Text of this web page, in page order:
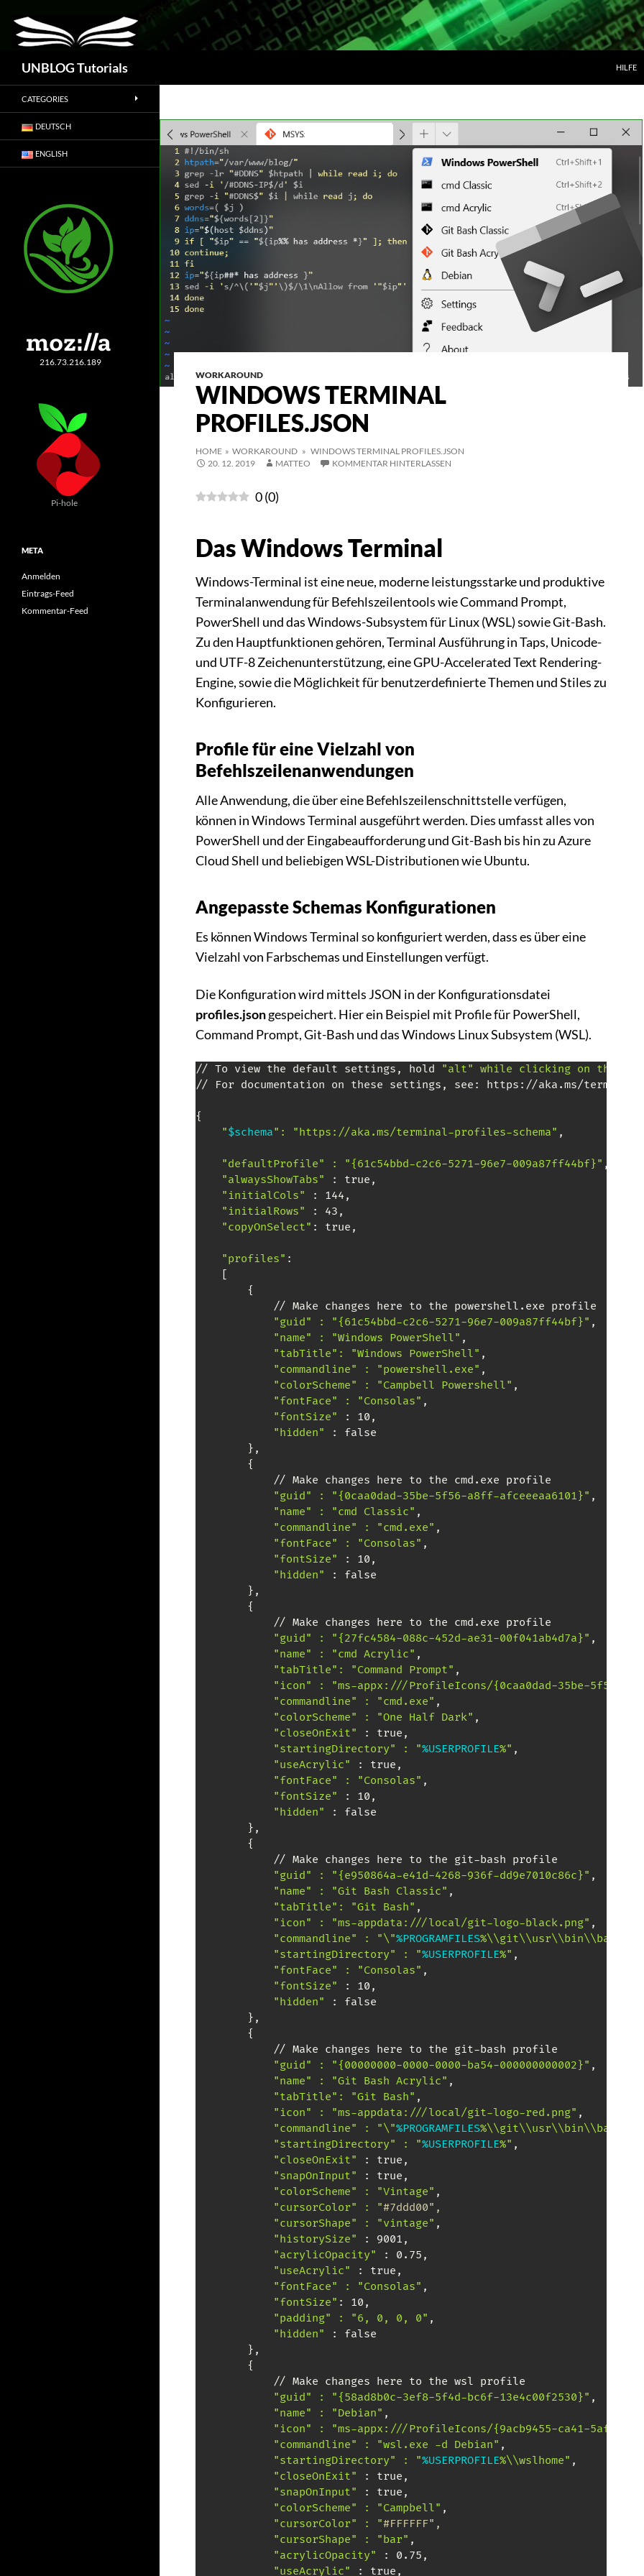
UNBLOG Tutorials
Suchen
HILFE
WORKAROUND
WINDOWS TERMINAL
PROFILES.JSON
HOME » WORKAROUND » WINDOWS TERMINAL PROFILES.JSON
20. 12. 2019
MATTEO KOMMENTAR HINTERLASSEN
0(0)
Das Windows Terminal
Windows-Terminal ist eine neue, moderne leistungsstarke und produktive
Terminalanwendung für Befehlszeilentools wie Command Prompt,
PowerShell und das Windows-Subsystem für Linux (WSL) sowie Git-Bash.
Zu den Hauptfunktionen gehören, Terminal Ausführung in Taps, Unicode-
und UTF-8 Zeichenunterstützung, eine GPU-Accelerated Text Rendering-
Engine, sowie die Möglichkeit für benutzerdefinierte Themen und Stiles zu
Konfigurieren.
Profile für eine Vielzahl von
Befehlszeilenanwendungen
Alle Anwendung, die über eine Befehlszeilenschnittstelle verfügen,
können in Windows Terminal ausgeführt werden. Dies umfasst alles von
PowerShell und der Eingabeaufforderung und Git-Bash bis hin zu Azure
Cloud Shell und beliebigen WSL-Distributionen wie Ubuntu.
Angepasste Schemas Konfigurationen
Es können Windows Terminal so konfiguriert werden, dass es über eine
Vielzahl von Farbschemas und Einstellungen verfügt.
Die Konfiguration wird mittels JSON in der Konfigurationsdatei
profiles.jsongespeichert. Hier ein Beispiel mit Profile für PowerShell,
Command Prompt, Git-Bash und das Windows Linux Subsystem (WSL).
// To view the default settings, hold "alt" while clicking on the
// For documentation on these settings, see: https://aka.ms/terminal-
{
"$schema": "https://aka.ms/terminal-profiles-schema" ,
"defaultProfile" : "{61c54bbd-c2c6-5271-96e7-009a87ff44bf}" ,
"alwaysShowTabs"
: true,
"initialCols"
: 144,
"initialRows"
: 43,
"copyOnSelect" : true,
"profiles" :
    [
        {
            // Make changes here to the powershell.exe profile
"guid" : "{61c54bbd-c2c6-5271-96e7-009a87ff44bf}" ,
"name" : "Windows PowerShell" ,
"tabTitle": "Windows PowerShell" ,
"commandline" : "powershell.exe" ,
"colorScheme" : "Campbell Powershell" ,
"fontFace" : "Consolas" ,
"fontSize"
: 10,
"hidden"
: false
        },
        {
            // Make changes here to the cmd.exe profile
"guid" : "{0caa0dad-35be-5f56-a8ff-afceeeaa6101}" ,
"name" : "cmd Classic" ,
"commandline" : "cmd.exe" ,
"fontFace" : "Consolas" ,
"fontSize"
: 10,
"hidden"
: false
        },
        {
            // Make changes here to the cmd.exe profile
"guid" : "{27fc4584-088c-452d-ae31-00f041ab4d7a}" ,
"name" : "cmd Acrylic" ,
"tabTitle": "Command Prompt" ,
"icon" : "ms-appx:///ProfileIcons/{0caa0dad-35be-5f56-
"commandline" : "cmd.exe" ,
"colorScheme" : "One Half Dark" ,
"closeOnExit"
: true,
"startingDirectory" : "%USERPROFILE%" ,
"useAcrylic"
: true,
"fontFace" : "Consolas" ,
"fontSize"
: 10,
"hidden"
: false
        },
        {
            // Make changes here to the git-bash profile
"guid" : "{e950864a-e41d-4268-936f-dd9e7010c86c}" ,
"name" : "Git Bash Classic" ,
"tabTitle": "Git Bash" ,
"icon" : "ms-appdata:///local/git-logo-black.png" ,
"commandline" : "\"%PROGRAMFILES
"startingDirectory" : "%USERPROFILE%" ,
"fontFace" : "Consolas" ,
"fontSize"
: 10,
"hidden"
: false
        },
        {
            // Make changes here to the git-bash profile
"guid" : "{00000000-0000-0000-ba54-000000000002}" ,
"name" : "Git Bash Acrylic" ,
"tabTitle": "Git Bash" ,
"icon" : "ms-appdata:///local/git-logo-red.png" ,
"commandline" : "\"%PROGRAMFILES
"startingDirectory" : "%USERPROFILE%" ,
"closeOnExit"
: true,
"snapOnInput"
: true,
"colorScheme" : "Vintage" ,
"cursorColor" : "#7ddd00",
"cursorShape" : "vintage" ,
"historySize"
: 9001,
"acrylicOpacity"
: 0.75,
"useAcrylic"
: true,
"fontFace" : "Consolas" ,
"fontSize" : 10,
"padding" : "6, 0, 0, 0" ,
"hidden"
: false
        },
        {
            // Make changes here to the wsl profile
"guid" : "{58ad8b0c-3ef8-5f4d-bc6f-13e4c00f2530}" ,
"name" : "Debian" ,
"icon" : "ms-appx:///ProfileIcons/{9acb9455-ca41-5af7-
"commandline" : "wsl.exe -d Debian" ,
"startingDirectory" : "%USERPROFILE%\\wslhome" ,
"closeOnExit"
: true,
"snapOnInput"
: true,
"colorScheme" : "Campbell" ,
"cursorColor" : "#FFFFFF",
"cursorShape" : "bar" ,
"acrylicOpacity"
: 0.75,
"useAcrylic"
: true,
CATEGORIES
DEUTSCH
ENGLISH
216.73.216.189
Pi-hole
META
Anmelden
Eintrags-Feed
Kommentar-Feed